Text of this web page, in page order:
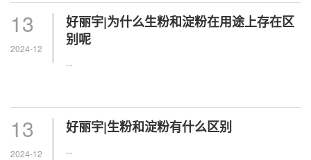
13
2024-12
好丽宇|为什么生粉和淀粉在用途上存在区
别呢
...
13
2024-12
好丽宇|生粉和淀粉有什么区别
...